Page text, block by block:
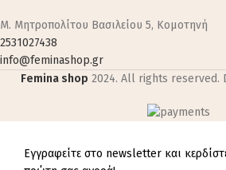
M. Μητροπολίτου Βασιλείου 5, Κομοτηνή
2531027438
info@feminashop.gr
Femina shop 2024. All rights reserved.
Εγγραφείτε στο newsletter και